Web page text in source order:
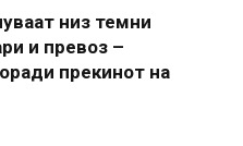
низ темни
и превоз –
прекинот на